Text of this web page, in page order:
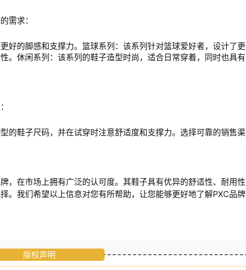
需求：
好的脚感和支撑力。篮球系列：该系列针对篮球爱好者，设计了更
。休闲系列：该系列的鞋子造型时尚，适合日常穿着，同时也具有
的鞋子尺码，并在试穿时注意舒适度和支撑力。选择可靠的销售渠
，在市场上拥有广泛的认可度。其鞋子具有优异的舒适性、耐用性
。我们希望以上信息对您有所帮助，让您能够更好地了解PXC品牌
版权声明